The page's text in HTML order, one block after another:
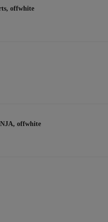
offwhite
offwhite